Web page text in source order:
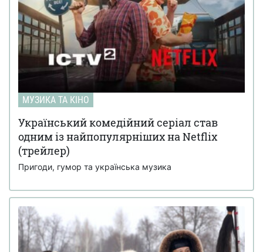
МУЗИКА ТА КІНО
Український комедійний серіал став
одним із найпопулярніших на Netflix
(трейлер)
Пригоди, гумор та українська музика